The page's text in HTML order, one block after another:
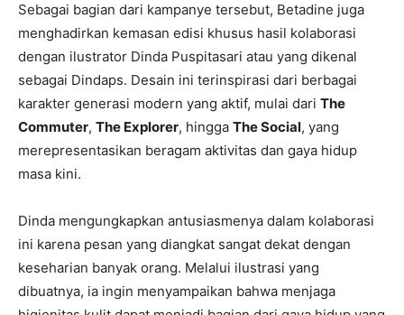
Sebagai bagian dari kampanye tersebut, Betadine juga
menghadirkan kemasan edisi khusus hasil kolaborasi
dengan ilustrator Dinda Puspitasari atau yang dikenal
sebagai Dindaps. Desain ini terinspirasi dari berbagai
karakter generasi modern yang aktif, mulai dari The
Commuter, The Explorer, hingga The Social, yang
merepresentasikan beragam aktivitas dan gaya hidup
masa kini.
Dinda mengungkapkan antusiasmenya dalam kolaborasi
ini karena pesan yang diangkat sangat dekat dengan
keseharian banyak orang. Melalui ilustrasi yang
dibuatnya, ia ingin menyampaikan bahwa menjaga